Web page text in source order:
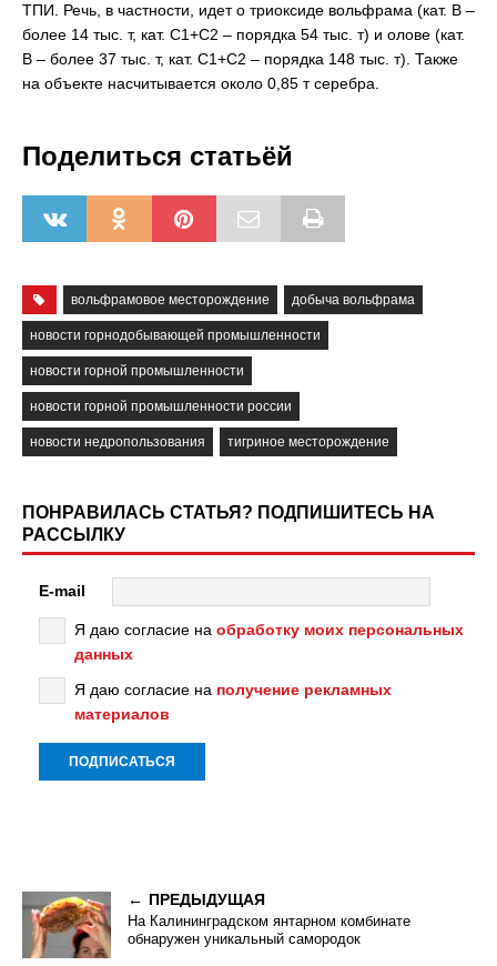
ТПИ. Речь, в частности, идет о триоксиде вольфрама (кат. В –
более 14 тыс. т, кат. С1+С2 – порядка 54 тыс. т) и олове (кат.
В – более 37 тыс. т, кат. С1+С2 – порядка 148 тыс. т). Также
на объекте насчитывается около 0,85 т серебра.
Поделиться статьёй
вольфрамовое месторождение добыча вольфрама
новости горнодобывающей промышленности
новости горной промышленности
новости горной промышленности россии
новости недропользования тигриное месторождение
ПОНРАВИЛАСЬ СТАТЬЯ? ПОДПИШИТЕСЬ НА
РАССЫЛКУ
E-mail
Я даю согласие на обработку моих персональных
данных
Я даю согласие на получение рекламных
материалов
ПРЕДЫДУЩАЯ
На Калининградском янтарном комбинате
обнаружен уникальный самородок